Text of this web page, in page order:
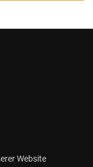
Website